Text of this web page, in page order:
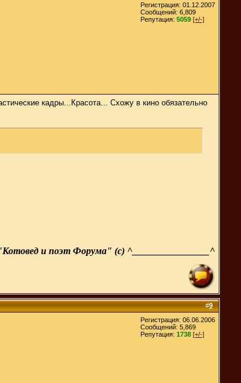
Регистрация: 01.12.2007
Сообщений: 6,809
Репутация: 5059 [+/-]
кадры...Красота... Схожу в кино обязательно
и поэт Форума" (с) ^________________^
#9
Регистрация: 06.06.2006
Сообщений: 5,869
Репутация: 1738 [+/-]